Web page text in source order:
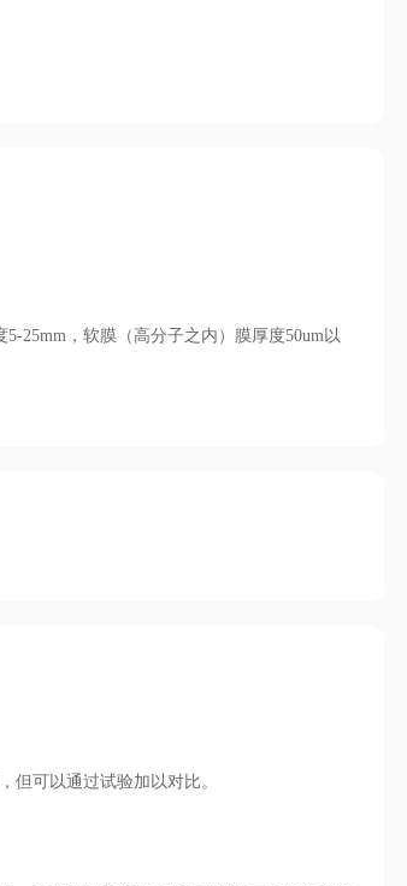
25mm，软膜（高分子之内）膜厚度50um以
但可以通过试验加以对比。